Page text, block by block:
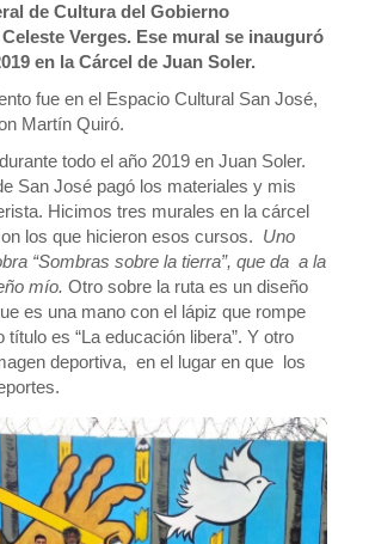
de Cultura del Gobierno
Verges. Ese mural se inauguró
en la Cárcel de Juan Soler.
fue en el Espacio Cultural San José,
Martín Quiró.
todo el año 2019 en Juan Soler.
San José pagó los materiales y mis
Hicimos tres murales en la cárcel
los que hicieron esos cursos. Uno
“Sombras sobre la tierra”, que da a la
mío. Otro sobre la ruta es un diseño
es una mano con el lápiz que rompe
título es “La educación libera”. Y otro
deportiva, en el lugar en que los